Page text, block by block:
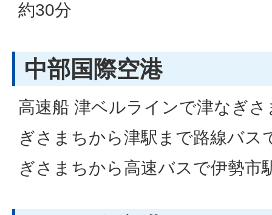
約30分
中部国際空港
高速船 津ベルラインで津なぎ
ぎさまちから津駅まで路線バス
ぎさまちから高速バスで伊勢市